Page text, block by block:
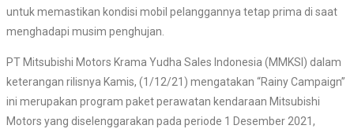
untuk memastikan kondisi mobil pelanggannya tetap prima di saat
menghadapi musim penghujan.
PT Mitsubishi Motors Krama Yudha Sales Indonesia (MMKSI) dalam
keterangan rilisnya Kamis, (1/12/21) mengatakan “Rainy Campaign”
ini merupakan program paket perawatan kendaraan Mitsubishi
Motors yang diselenggarakan pada periode 1 Desember 2021,